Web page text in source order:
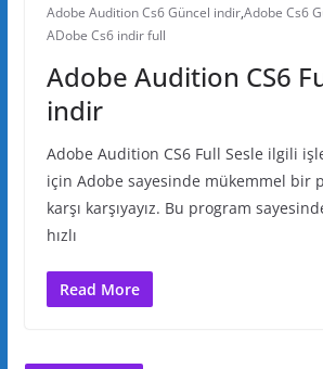
Adobe Audition Cs6 Güncel indir,Adobe Cs6
ADobe Cs6 indir full
Adobe Audition CS6
indir
Adobe Audition CS6 Full Sesle ilgili
için Adobe sayesinde mükemmel bir
karşı karşıyayız. Bu program
hızlı
Read More